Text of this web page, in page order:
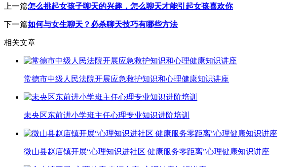
上一篇怎么挑起女孩子聊天的兴趣，怎么聊天才能引起女孩喜欢你
下一篇如何与女生聊天？必杀聊天技巧有哪些方法
相关文章
常德市中级人民法院开展应急救护知识和心理健康知识讲座
未央区东前进小学班主任心理专业知识进阶培训
微山县赵庙镇开展“心理知识进社区 健康服务零距离”心理健康知识讲座